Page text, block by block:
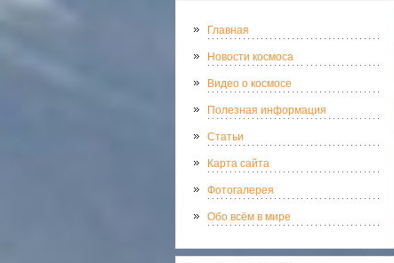
Главная
Новости космоса
Видео о космосе
Полезная информация
Статьи
Карта сайта
Фотогалерея
Обо всём в мире